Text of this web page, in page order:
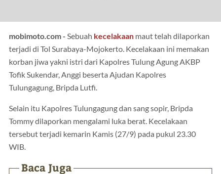
mobimoto.com - Sebuah kecelakaan maut telah dilaporkan
terjadi di Tol Surabaya-Mojokerto. Kecelakaan ini memakan
korban jiwa yakni istri dari Kapolres Tulung Agung AKBP
Tofik Sukendar, Anggi beserta Ajudan Kapolres
Tulungagung, Bripda Lutfi.
Selain itu Kapolres Tulungagung dan sang sopir, Bripda
Tommy dilaporkan mengalami luka berat. Kecelakaan
tersebut terjadi kemarin Kamis (27/9) pada pukul 23.30
WIB.
Baca Juga